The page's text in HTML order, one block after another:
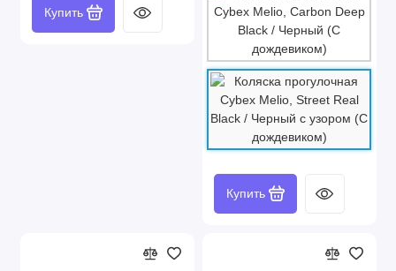
Купить
Купить